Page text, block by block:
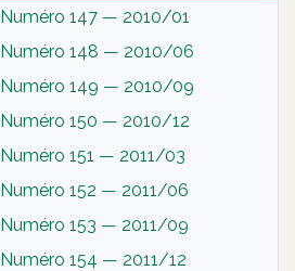
Numéro 147 — 2010/01
Numéro 148 — 2010/06
Numéro 149 — 2010/09
Numéro 150 — 2010/12
Numéro 151 — 2011/03
Numéro 152 — 2011/06
Numéro 153 — 2011/09
Numéro 154 — 2011/12